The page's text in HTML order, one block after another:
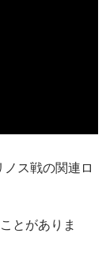
ス戦の関連ロ
とがありま